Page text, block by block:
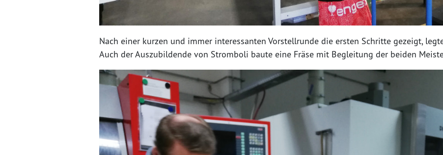
Nach einer kurzen und immer interessanten Vorstellrunde die ersten Schritte gezeigt,
Auch der Auszubildende von Stromboli baute eine Fräse mit Begleitung der beiden